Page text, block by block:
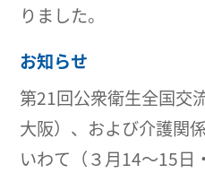
りました。
お知らせ
第21回公衆衛生全国交
大阪）、および介護関
いわて（３月14～15日